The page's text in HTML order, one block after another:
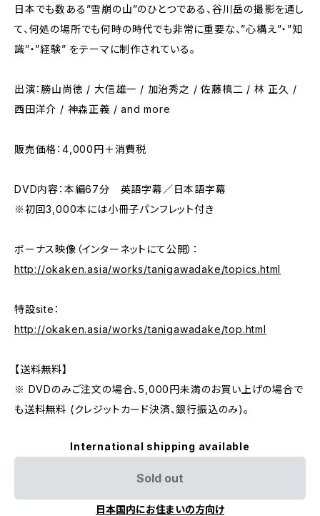
日本でも数ある”雪崩の山”のひとつである、谷川岳の撮影を通し
て、何処の場所でも何時の時代でも非常に重要な、”心構え”・”知
識”・”経験” をテーマに制作されている。
出演：勝山尚徳 / 大信雄一 / 加治秀之 / 佐藤槙二 / 林 正久 /
西田洋介 / 神森正義 / and more
販売価格：4,000円＋消費税
DVD内容：本編67分 英語字幕／日本語字幕
※初回3,000本には小冊子パンフレット付き
ボーナス映像（インターネットにて公開）：
http://okaken.asia/works/tanigawadake/topics.html
特設site：
http://okaken.asia/works/tanigawadake/top.html
【送料無料】
※ DVDのみご注文の場合、5,000円未満のお買い上げの場合で
も送料無料 (クレジットカード決済、銀行振込のみ)。
International shipping available
Sold out
日本国内にお住まいの方向け